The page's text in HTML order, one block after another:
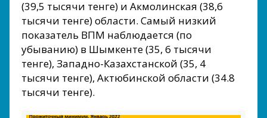
(39,5 тысячи тенге) и Акмолинская (38,6
тысячи тенге) области. Самый низкий
показатель ВПМ наблюдается (по
убыванию) в Шымкенте (35, 6 тысячи
тенге), Западно-Казахстанской (35, 4
тысячи тенге), Актюбинской области (34.8
тысячи тенге).